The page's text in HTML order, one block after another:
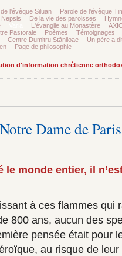
l'évêque Siluan
Parole de l'évêque
Nepsis De la vie des paroisses
L'évangile au Monastère
Pastorale Poèmes
Témoignages
Centre Dumitru Stăniloae
Un père a
Page de philosophie
d'information chrétienne
Dame de
le monde entier, il
à ces flammes qui
800 ans, aucun des
pensée était pour
au risque de